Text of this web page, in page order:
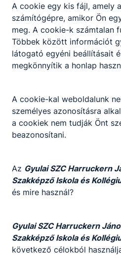
KKK/PTT
KKK letöltése (pdf)
PTT letöltése (pdf)
Okleveles technikusképzés
Turizmus-vendéglátás
szakképzettség
vendégtéri szakember a
fogadja az érkező
és italt ajánl, majd
ételeket. Folyamatosan
Azoknak a fiataloknak
vendéglátás területe, a
valamint szeretnek
A végzett fiatalok számára
szakirányú tanulmányok
Kiváló kommunikációs
problémamegoldó
terhelhetőség, jó
A cookie egy kis fájl, amely
számítógépre, amikor Ön
meg. A cookie-k számtalan
Többek között információt
látogató egyéni beállításait
megkönnyítik a honlap
A cookie-kal weboldalunk
személyes azonosításra
a cookiek nem tudják Önt
beazonosítani.
Az Gyulai SZC Harruckern
Szakképző Iskola és
és mire használ?
Gyulai SZC Harruckern
Szakképző Iskola és
következő célokból